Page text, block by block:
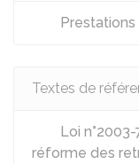
Textes de
Loi
réforme des